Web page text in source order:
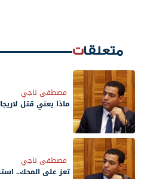
متعلقات
مصطفى ناجي
ماذا يعني قتل
مصطفى ناجي
تعز على المحك..